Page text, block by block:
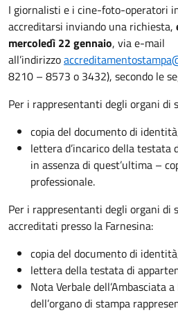
I giornalisti e i cine-foto-operatori
accreditarsi inviando una richiesta,
mercoledì 22 gennaio, via e-mail
all’indirizzo
8210 – 8573 o 3432), secondo le
Per i rappresentanti degli organi di
copia del documento di
lettera d’incarico della testata
in assenza di quest’ultima –
professionale.
Per i rappresentanti degli organi di
accreditati presso la Farnesina:
copia del documento di
lettera della testata di
Nota Verbale dell’Ambasciata
dell’organo di stampa